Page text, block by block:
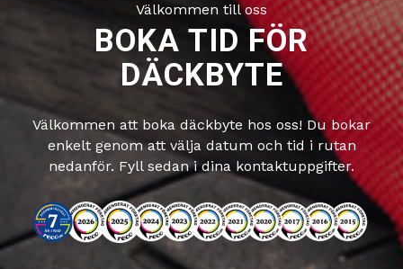
Välkommen till oss
BOKA TID FÖR
DÄCKBYTE
Välkommen att boka däckbyte hos oss! Du bokar
enkelt genom att välja datum och tid i rutan
nedanför. Fyll sedan i dina kontaktuppgifter.